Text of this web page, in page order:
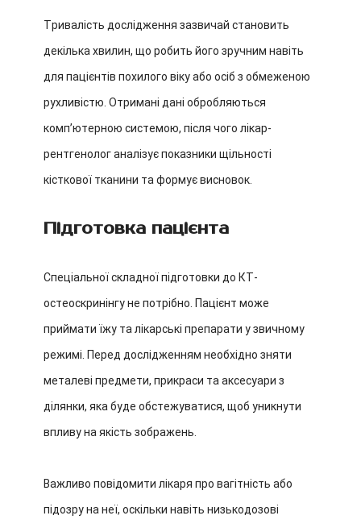
Тривалість дослідження зазвичай становить
декілька хвилин, що робить його зручним навіть
для пацієнтів похилого віку або осіб з обмеженою
рухливістю. Отримані дані обробляються
комп’ютерною системою, після чого лікар-
рентгенолог аналізує показники щільності
кісткової тканини та формує висновок.
Підготовка пацієнта
Спеціальної складної підготовки до КТ-
остеоскринінгу не потрібно. Пацієнт може
приймати їжу та лікарські препарати у звичному
режимі. Перед дослідженням необхідно зняти
металеві предмети, прикраси та аксесуари з
ділянки, яка буде обстежуватися, щоб уникнути
впливу на якість зображень.
Важливо повідомити лікаря про вагітність або
підозру на неї, оскільки навіть низькодозові